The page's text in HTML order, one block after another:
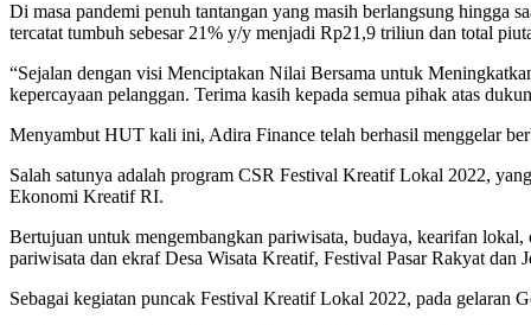
Di masa pandemi penuh tantangan yang masih berlangsung hingga
tercatat tumbuh sebesar 21% y/y menjadi Rp21,9 triliun dan total
“Sejalan dengan visi Menciptakan Nilai Bersama untuk
kepercayaan pelanggan. Terima kasih kepada semua pihak atas
Menyambut HUT kali ini, Adira Finance telah berhasil menggelar
Salah satunya adalah program CSR Festival Kreatif Lokal 2022,
Ekonomi Kreatif RI.
Bertujuan untuk mengembangkan pariwisata, budaya, kearifan
pariwisata dan ekraf Desa Wisata Kreatif, Festival Pasar Rakyat dan
Sebagai kegiatan puncak Festival Kreatif Lokal 2022, pada gelaran